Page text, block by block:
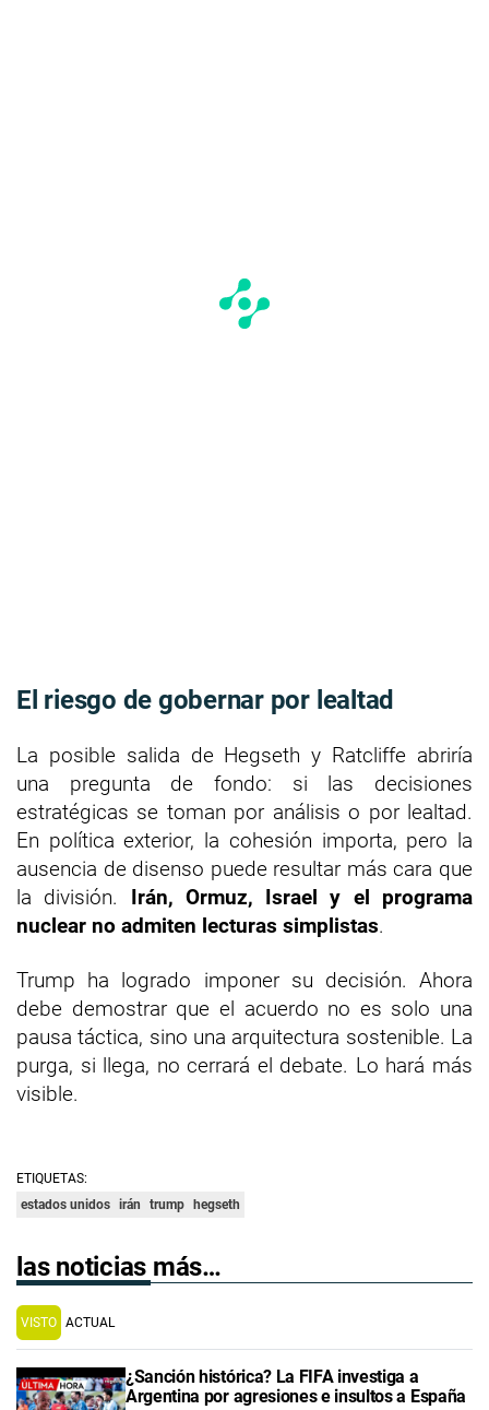
El riesgo de gobernar por lealtad
La posible salida de Hegseth y Ratcliffe abriría
una pregunta de fondo: si las decisiones
estratégicas se toman por análisis o por lealtad.
En política exterior, la cohesión importa, pero la
ausencia de disenso puede resultar más cara que
la división. Irán, Ormuz, Israel y el programa
nuclear no admiten lecturas simplistas.
Trump ha logrado imponer su decisión. Ahora
debe demostrar que el acuerdo no es solo una
pausa táctica, sino una arquitectura sostenible. La
purga, si llega, no cerrará el debate. Lo hará más
visible.
ETIQUETAS:
estados unidos irán trump hegseth
las noticias más…
VISTO ACTUAL
¿Sanción histórica? La FIFA investiga a
Argentina por agresiones e insultos a España